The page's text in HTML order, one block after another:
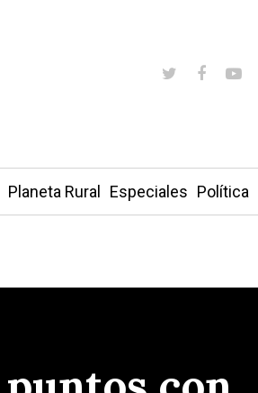
Planeta Rural Especiales Política